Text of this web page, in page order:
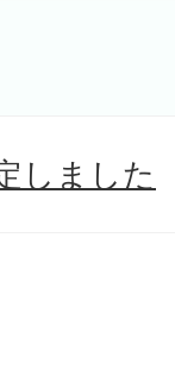
しました